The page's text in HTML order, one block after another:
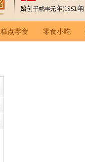
糕点零食 零食小吃